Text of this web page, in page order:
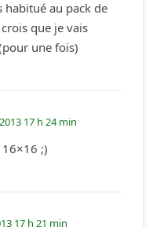
habitué au pack de
que je vais
une fois)
17 h 24 min
;)
17 h 21 min